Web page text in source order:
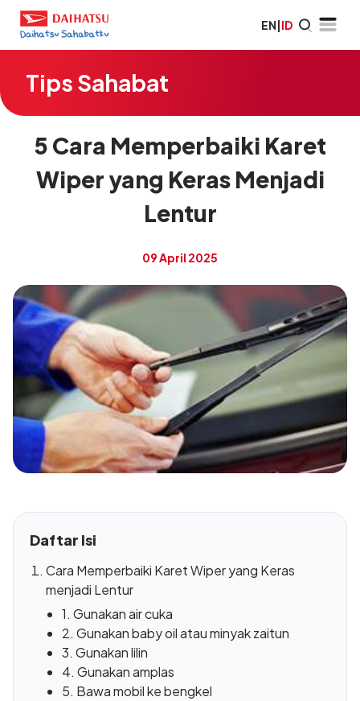
EN|ID
Tips Sahabat
5 Cara Memperbaiki Karet
Wiper yang Keras Menjadi
Lentur
09 April 2025
Daftar Isi
Cara Memperbaiki Karet Wiper yang Keras
menjadi Lentur
1. Gunakan air cuka
2. Gunakan baby oil atau minyak zaitun
3. Gunakan lilin
4. Gunakan amplas
5. Bawa mobil ke bengkel